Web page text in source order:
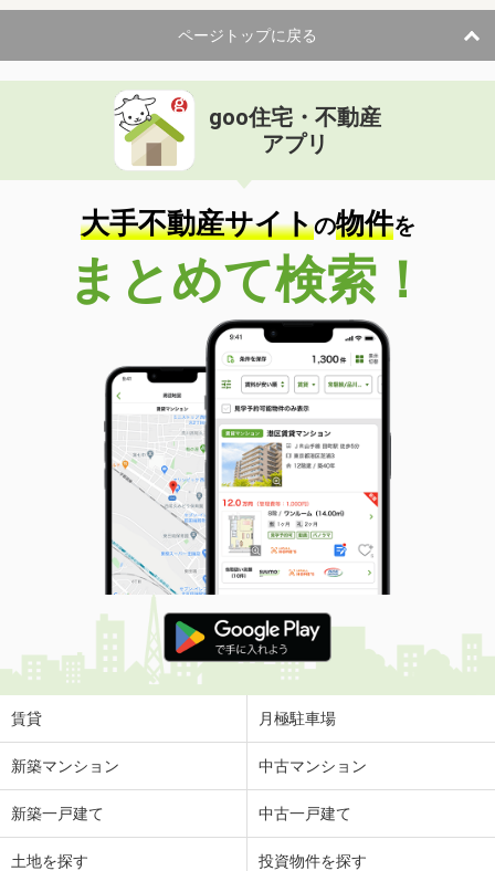
ページトップに戻る
goo住宅・不動産
アプリ
大手不動産サイトの物件を
まとめて検索！
賃貸 月極駐車場
新築マンション 中古マンション
新築一戸建て 中古一戸建て
土地を探す 投資物件を探す